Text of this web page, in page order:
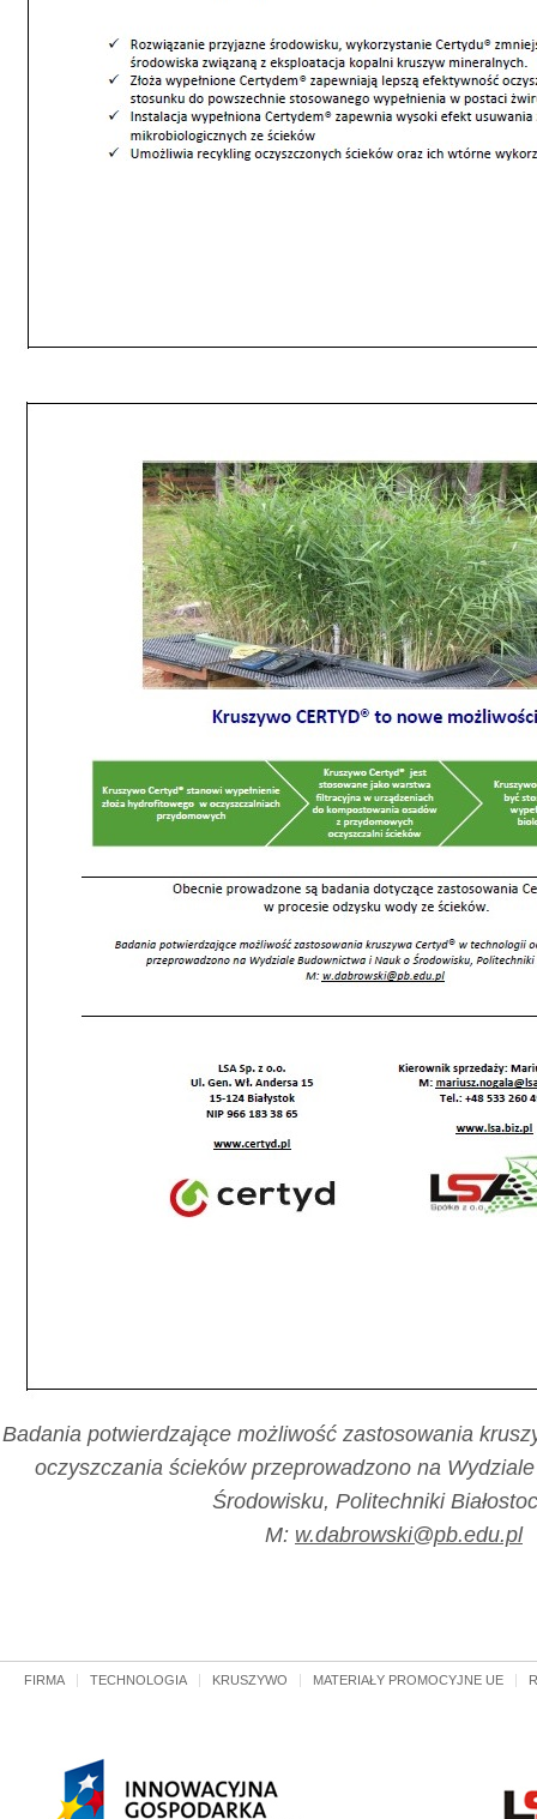
Badania potwierdzające możliwość zastosowania
oczyszczania ścieków przeprowadzono na
Środowisku, Politechniki
M: w.dabrowski@pb.edu.pl
FIRMA TECHNOLOGIA KRUSZYWO MATERIAŁY PROMOCYJNE UE